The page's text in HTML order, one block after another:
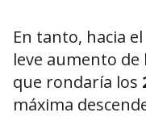
En tanto, hacia el
leve aumento
que rondaría los
máxima